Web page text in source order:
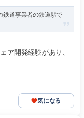
鉄道事業者の鉄道駅で
ア開発経験があり、
気になる